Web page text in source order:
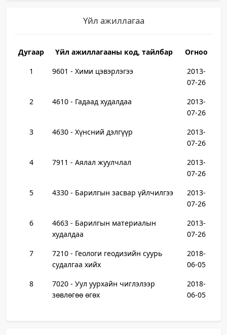
Үйл ажиллагаа
Дугаар Үйл ажиллагааны код, тайлбар
Огноо
1
9601 - Хими цэвэрлэгээ
2013-
07-26
2
4610 - Гадаад худалдаа
2013-
07-26
3
4630 - Хүнсний дэлгүүр
2013-
07-26
4
7911 - Аялал жуулчлал
2013-
07-26
5
4330 - Барилгын засвар үйлчилгээ
2013-
07-26
6
4663 - Барилгын материалын
худалдаа
2013-
07-26
7
7210 - Геологи геодизийн суурь
судалгаа хийх
2018-
06-05
8
7020 - Уул уурхайн чиглэлээр
зөвлөгөө өгөх
2018-
06-05